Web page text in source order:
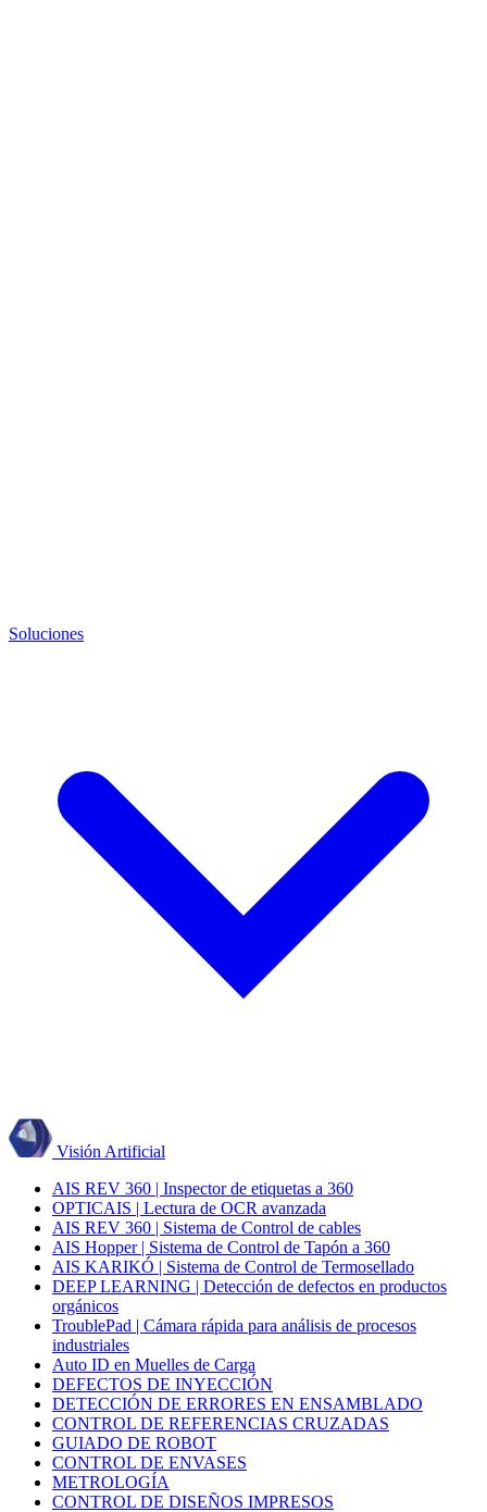
Soluciones
Visión Artificial
AIS REV 360 | Inspector de etiquetas a 360
OPTICAIS | Lectura de OCR avanzada
AIS REV 360 | Sistema de Control de cables
AIS Hopper | Sistema de Control de Tapón a 360
AIS KARIKÓ | Sistema de Control de Termosellado
DEEP LEARNING | Detección de defectos en productos
orgánicos
TroublePad | Cámara rápida para análisis de procesos
industriales
Auto ID en Muelles de Carga
DEFECTOS DE INYECCIÓN
DETECCIÓN DE ERRORES EN ENSAMBLADO
CONTROL DE REFERENCIAS CRUZADAS
GUIADO DE ROBOT
CONTROL DE ENVASES
METROLOGÍA
CONTROL DE DISEÑOS IMPRESOS